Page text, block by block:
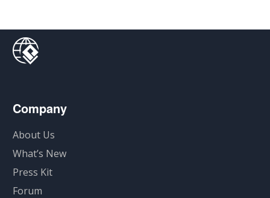
Company
About Us
What’s New
Press Kit
Forum